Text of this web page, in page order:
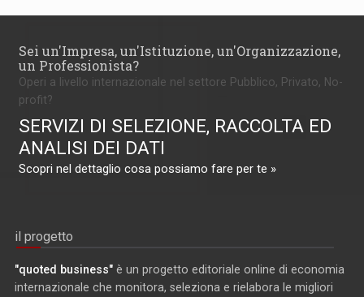
Sei un'Impresa, un'Istituzione, un'Organizzazione,
un Professionista?
Operi a livello internazionale nel settore Pubblico, Privato, No-
profit?
SERVIZI DI SELEZIONE, RACCOLTA ED
ANALISI DEI DATI
Scopri nel dettaglio cosa possiamo fare per te »
il progetto
"quoted business" è un progetto editoriale online di economia
internazionale che monitora, seleziona e rielabora le migliori